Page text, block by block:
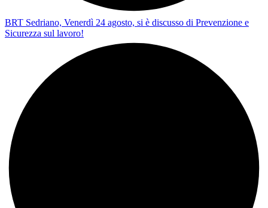
BRT Sedriano, Venerdì 24 agosto, si è discusso di Prevenzione e
Sicurezza sul lavoro!